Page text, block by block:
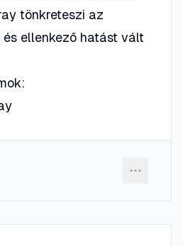
tönkreteszi az
ellenkező hatást vált